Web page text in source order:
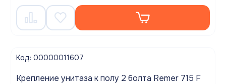
Код: 00000011607
Крепление унитаза к полу 2 болта Remer 715 F